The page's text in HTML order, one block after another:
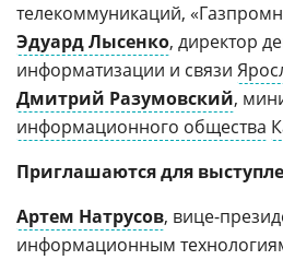
телекоммуникаций,
Эдуард Лысенко, директор
информатизации и связи
Дмитрий Разумовский,
информационного общества
Приглашаются для
Артем Натрусов, вице-
информационным